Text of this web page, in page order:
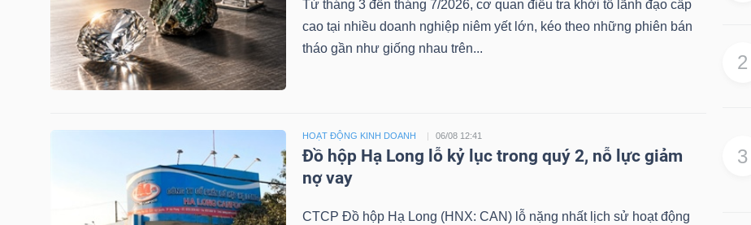
Từ tháng 3 đến tháng 7/2026, cơ quan điều tra khởi tố lãnh đạo cấp
cao tại nhiều doanh nghiệp niêm yết lớn, kéo theo những phiên bán
tháo gần như giống nhau trên...
HOẠT ĐỘNG KINH DOANH 06/08 12:41
Đồ hộp Hạ Long lỗ kỷ lục trong quý 2, nỗ lực giảm
nợ vay
CTCP Đồ hộp Hạ Long (HNX: CAN) lỗ nặng nhất lịch sử hoạt động
2
3
SECTOR